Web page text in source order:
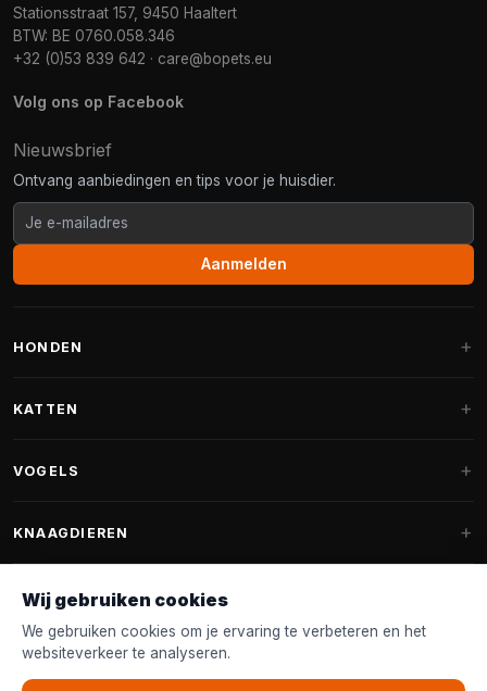
Stationsstraat 157, 9450 Haaltert
BTW: BE 0760.058.346
+32 (0)53 839 642 · care@bopets.eu
Volg ons op Facebook
Nieuwsbrief
Ontvang aanbiedingen en tips voor je huisdier.
Aanmelden
HONDEN
Fantail hondenmanden
Hondenspeelgoed
Halsband & Lijn
Shampoo & Verzorging
KATTEN
Krabpalen voor Maine Coon
Kattenmanden
VOGELS
Vogelvoer binnenvogels
Voederhuisjes
Nestkastjes & Nesting
Tuinvogelvoer
KNAAGDIEREN
Knaagdierenvoer
Accessoires
KLANTENSERVICE
Wij gebruiken cookies
We gebruiken cookies om je ervaring te verbeteren en het
websiteverkeer te analyseren.